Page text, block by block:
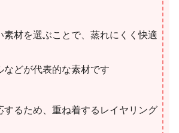
素材を選ぶことで、蒸れにくく快適
などが代表的な素材です
するため、重ね着するレイヤリング